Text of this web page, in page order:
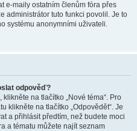
e-maily ostatním členům fóra přes
administrátor tuto funkci povolil. Je to
systému anonymními uživateli.
odpověď?
na tlačítko „Nové téma“. Pro
klikněte na tlačítko „Odpovědět“. Je
a přihlásit předtím, než budete moci
a tématu můžete najít seznam